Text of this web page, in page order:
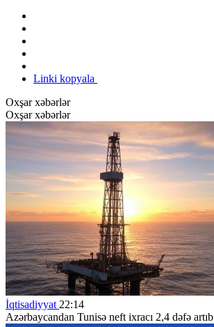
Linki kopyala
Oxşar xəbərlər
Oxşar xəbərlər
İqtisadiyyat 22:14
Azərbaycandan Tunisə neft ixracı 2,4 dəfə artıb